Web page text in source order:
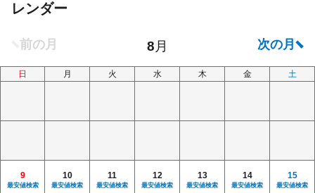
レンダー
日 月 火 水 木 金 土
9
最安値検索
10
最安値検索
11
最安値検索
12
最安値検索
13
最安値検索
14
最安値検索
15
最安値検索